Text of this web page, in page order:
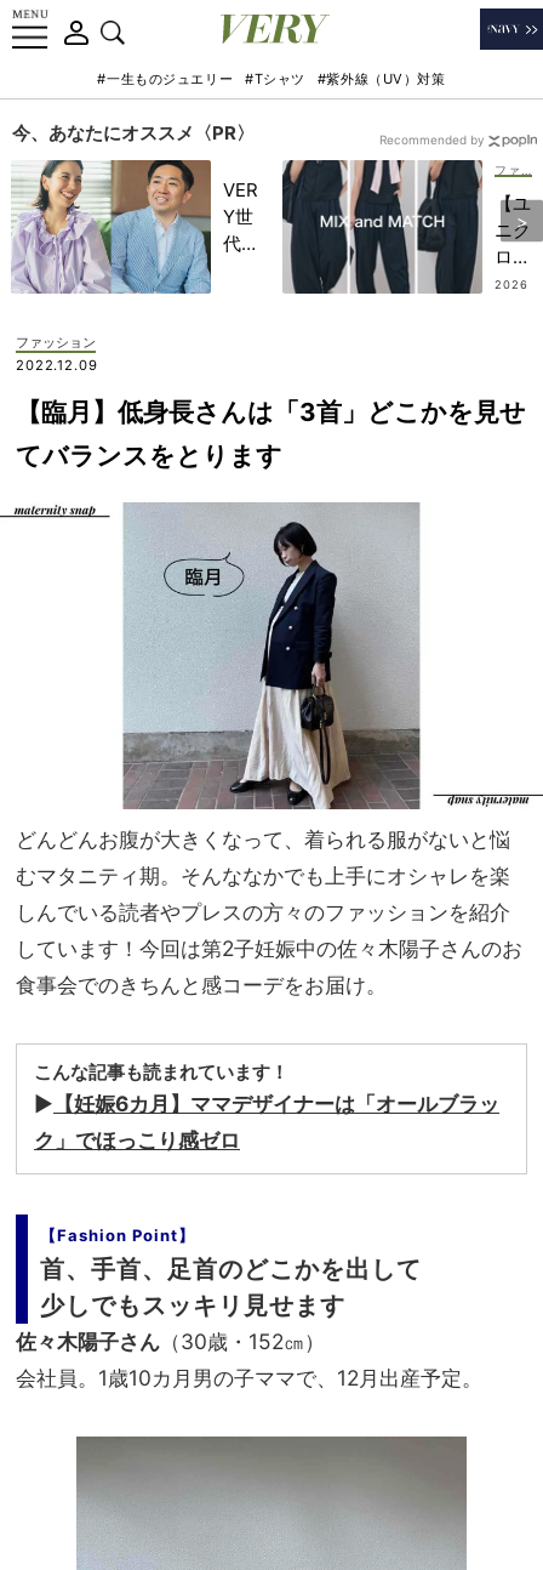
#一生ものジュエリー #Tシャツ #紫外線（UV）対策
今、あなたにオススメ〈PR〉
VER
Y世
代が
んと
考え
る
ぜ
NO
T A
HO
TEL
な
の？
【ユ
ニク
ロ】
上下
円！
2026
Recommended by
ファッション
2022.12.09
【臨月】低身長さんは「3首」どこかを見せ
てバランスをとります
どんどんお腹が大きくなって、着られる服がないと悩
むマタニティ期。そんななかでも上手にオシャレを楽
しんでいる読者やプレスの方々のファッションを紹介
しています！今回は第2子妊娠中の佐々木陽子さんのお
食事会でのきちんと感コーデをお届け。
こんな記事も読まれています！
▶︎ 【妊娠6カ月】ママデザイナーは「オールブラッ
ク」でほっこり感ゼロ
【Fashion Point】
首、手首、足首のどこかを出して
少しでもスッキリ見せます
佐々木陽子さん （30歳・152㎝）
会社員。1歳10カ月男の子ママで、12月出産予定。